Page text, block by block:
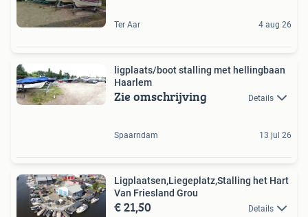
Ter Aar 4 aug 26
ligplaats/boot stalling met hellingbaan
Haarlem
Zie omschrijving Details
Spaarndam 13 jul 26
Ligplaatsen,Liegeplatz,Stalling het Hart
Van Friesland Grou
€ 21,50 Details